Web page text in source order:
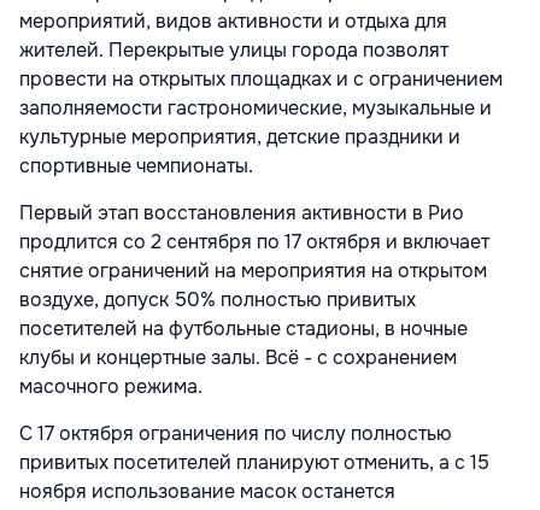
мероприятий, видов активности и отдыха для
жителей. Перекрытые улицы города позволят
провести на открытых площадках и с ограничением
заполняемости гастрономические, музыкальные и
культурные мероприятия, детские праздники и
спортивные чемпионаты.
Первый этап восстановления активности в Рио
продлится со 2 сентября по 17 октября и включает
снятие ограничений на мероприятия на открытом
воздухе, допуск 50% полностью привитых
посетителей на футбольные стадионы, в ночные
клубы и концертные залы. Всё - с сохранением
масочного режима.
С 17 октября ограничения по числу полностью
привитых посетителей планируют отменить, а с 15
ноября использование масок останется